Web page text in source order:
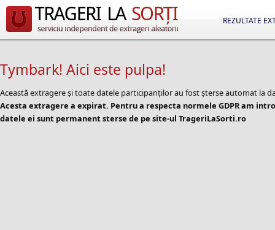
REZULTATE
Tymbark! Aici este pulpa!
Această extragere și toate datele participanților au fost șterse automat la
Acesta extragere a expirat. Pentru a respecta normele GDPR am
datele ei sunt permanent sterse de pe site-ul TrageriLaSorti.ro